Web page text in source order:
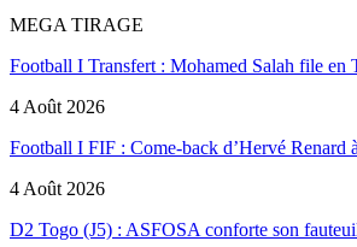
MEGA TIRAGE
Football I Transfert : Mohamed Salah file en
4 Août 2026
Football I FIF : Come-back d’Hervé Renard
4 Août 2026
D2 Togo (J5) : ASFOSA conforte son